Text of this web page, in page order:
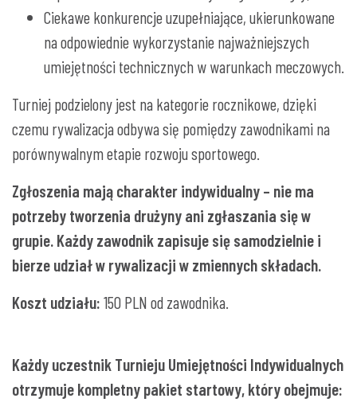
Ciekawe konkurencje uzupełniające, ukierunkowane
na odpowiednie wykorzystanie najważniejszych
umiejętności technicznych w warunkach meczowych.
Turniej podzielony jest na kategorie rocznikowe, dzięki
czemu rywalizacja odbywa się pomiędzy zawodnikami na
porównywalnym etapie rozwoju sportowego.
Zgłoszenia mają charakter indywidualny – nie ma
potrzeby tworzenia drużyny ani zgłaszania się w
grupie. Każdy zawodnik zapisuje się samodzielnie i
bierze udział w rywalizacji w zmiennych składach.
Koszt udziału: 150 PLN od zawodnika.
Każdy uczestnik Turnieju Umiejętności Indywidualnych
otrzymuje kompletny pakiet startowy, który obejmuje: